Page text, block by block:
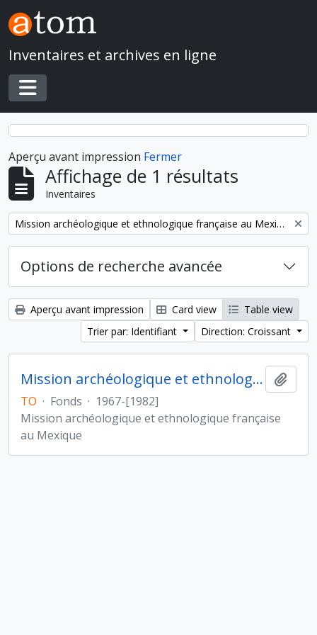
Skip to main content
Inventaires et archives en ligne
Toggle navigation
Aperçu avant impression Fermer
Affichage de 1 résultats
Inventaires
Remove filter: Mission archéologique et ethnologique française au Mexique
Options de recherche avancée
Aperçu avant impression Card view
Table view
Trier par: Identifiant
Direction: Croissant
Mission archéologique et ethnologique française au Mexique
TO · Fonds · 1967-[1982]
Mission archéologique et ethnologique française
au Mexique